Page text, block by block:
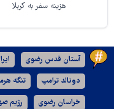
هزینه سفر به کربلا
آستان قدس رضوی
دونالد ترامپ تنگه
خراسان رضوی رژیم